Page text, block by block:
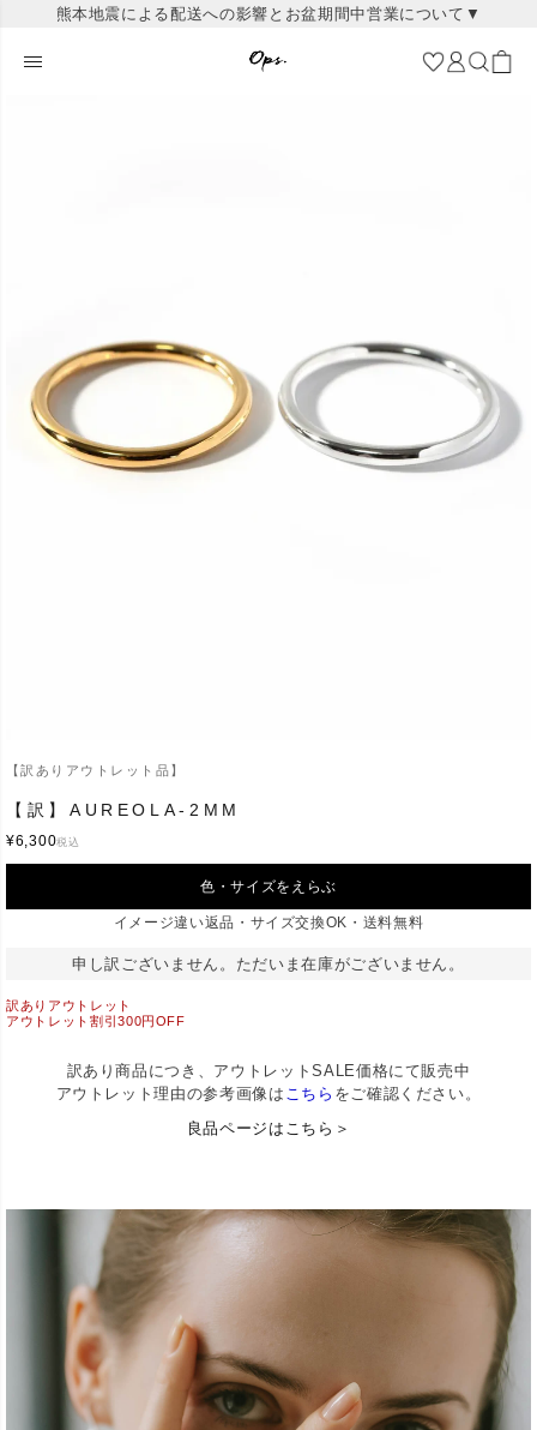
熊本地震による配送への影響とお盆期間中営業について▼
【訳ありアウトレット品】
【訳】AUREOLA-2MM
¥6,300税込
色・サイズをえらぶ
イメージ違い返品・サイズ交換OK・送料無料
申し訳ございません。ただいま在庫がございません。
訳ありアウトレット
アウトレット割引300円OFF
訳あり商品につき、アウトレットSALE価格にて販売中
アウトレット理由の参考画像は こちら をご確認ください。
良品ページはこちら＞